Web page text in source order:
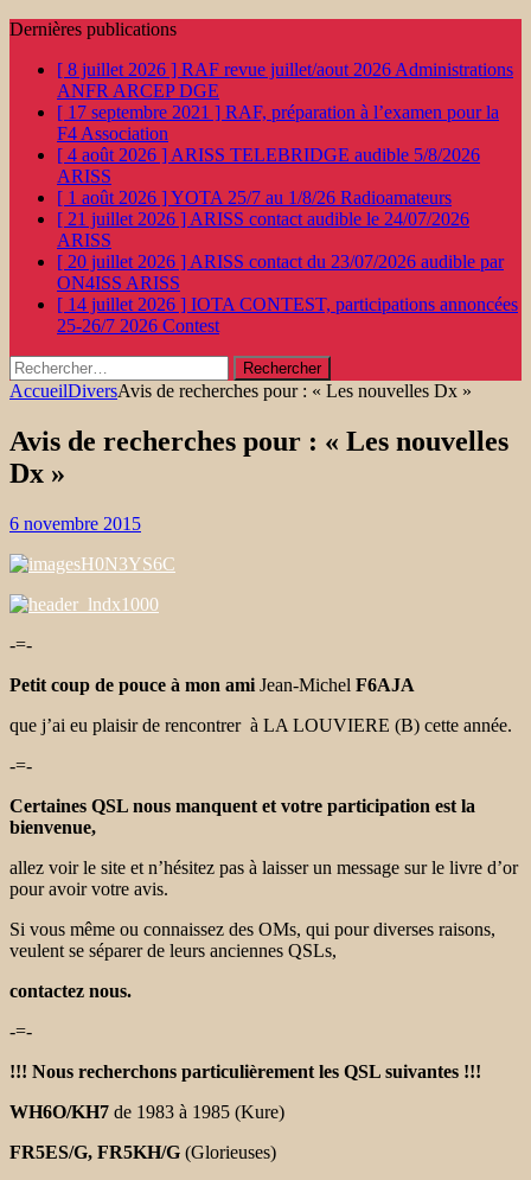
Dernières publications
[ 8 juillet 2026 ] RAF revue juillet/aout 2026 Administrations
ANFR ARCEP DGE
[ 17 septembre 2021 ] RAF, préparation à l’examen pour la
F4 Association
[ 4 août 2026 ] ARISS TELEBRIDGE audible 5/8/2026
ARISS
[ 1 août 2026 ]YOTA 25/7 au 1/8/26 Radioamateurs
[ 21 juillet 2026 ] ARISS contact audible le 24/07/2026
ARISS
[ 20 juillet 2026 ] ARISS contact du 23/07/2026 audible par
ON4ISS ARISS
[ 14 juillet 2026 ] IOTA CONTEST, participations annoncées
25-26/7 2026 Contest
Rechercher :
AccueilDiversAvis de recherches pour : « Les nouvelles Dx »
Avis de recherches pour : « Les nouvelles
Dx »
6 novembre 2015
-=-
Petit coup de pouce à mon ami Jean-Michel F6AJA
que j’ai eu plaisir de rencontrer à LA LOUVIERE (B) cette année.
-=-
Certaines QSL nous manquent et votre participation est la
bienvenue,
allez voir le site et n’hésitez pas à laisser un message sur le livre d’or
pour avoir votre avis.
Si vous même ou connaissez des OMs, qui pour diverses raisons,
veulent se séparer de leurs anciennes QSLs,
contactez nous.
-=-
!!! Nous recherchons particulièrement les QSL suivantes !!!
WH6O/KH7 de 1983 à 1985 (Kure)
FR5ES/G, FR5KH/G (Glorieuses)